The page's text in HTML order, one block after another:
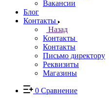
Вакансии
Блог
Контакты
Назад
Контакты
Контакты
Письмо директору
Реквизиты
Магазины
0 Сравнение